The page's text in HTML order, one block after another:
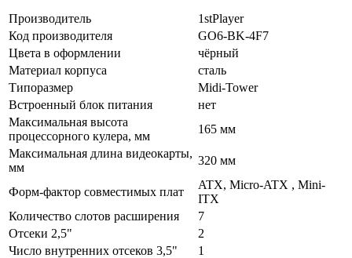
Производитель
1stPlayer
Код производителя
GO6-BK-4F7
Цвета в оформлении
чёрный
Материал корпуса
сталь
Типоразмер
Midi-Tower
Встроенный блок питания
нет
Максимальная высота
процессорного кулера, мм
165 мм
Максимальная длина видеокарты,
мм
320 мм
Форм-фактор совместимых плат
ATX, Micro-ATX , Mini-
ITX
Количество слотов расширения
7
Отсеки 2,5"
2
Число внутренних отсеков 3,5"
1